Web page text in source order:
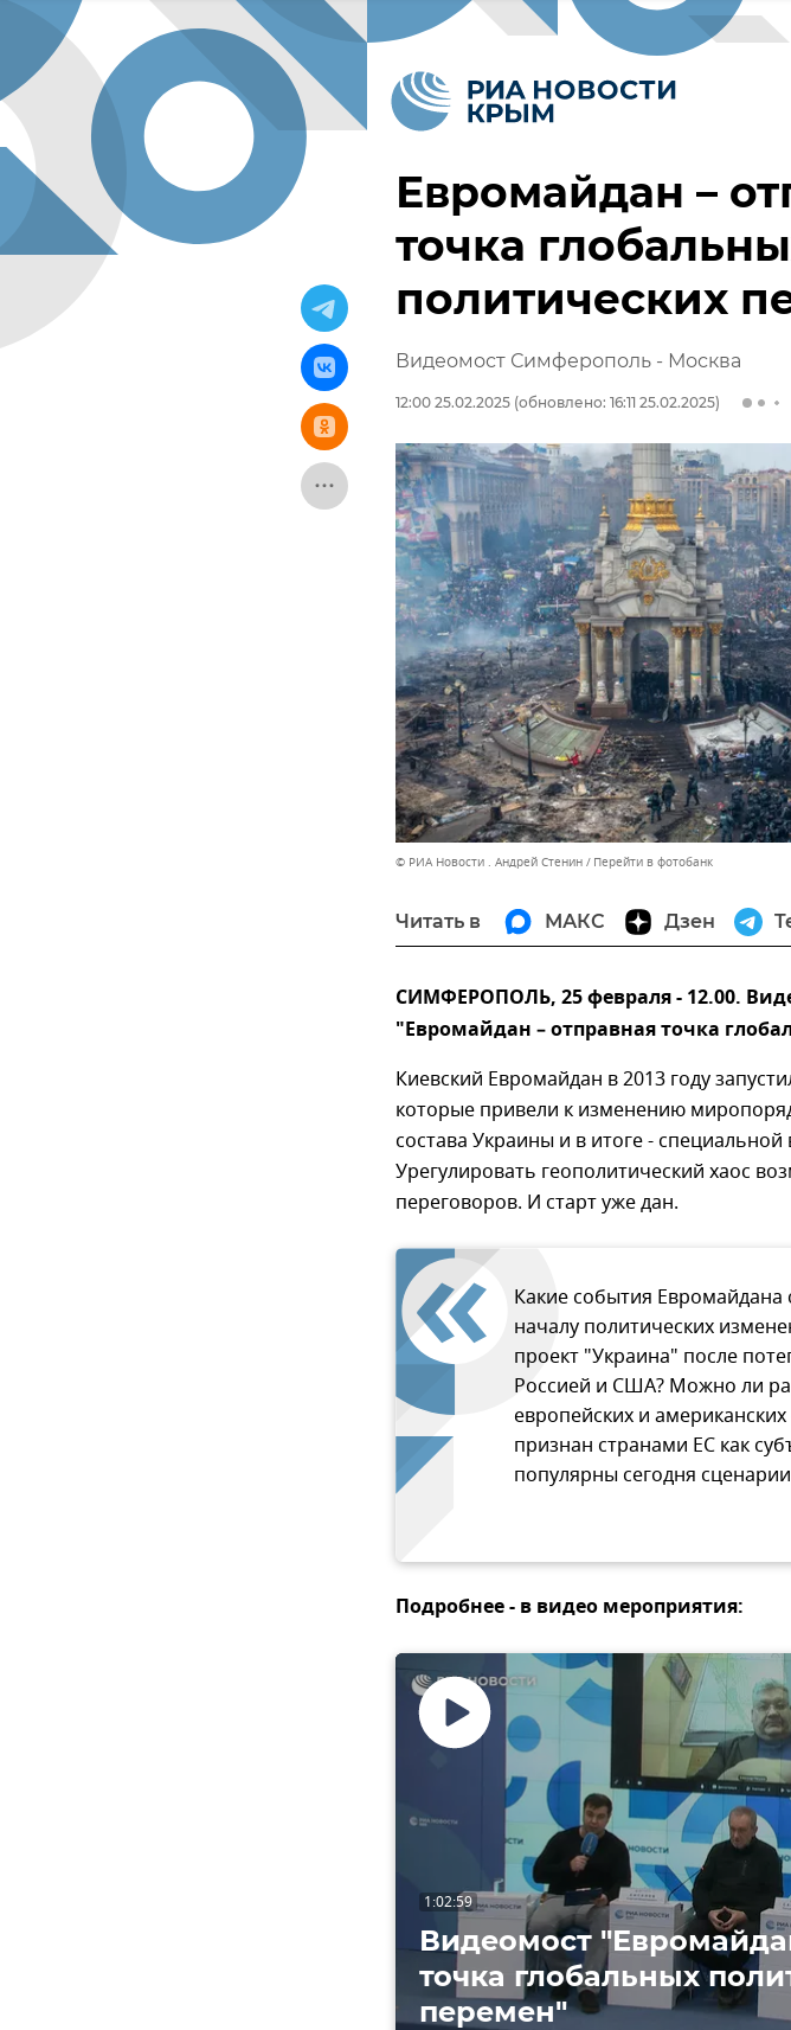
Евромайдан –
точка
политических
Видеомост Симферополь - Москва
12:00 25.02.2025 (обновлено: 16:11 25.02.2025)
© РИА Новости . Андрей Стенин Перейти в фотобанк
Читать в МАКС Дзен
СИМФЕРОПОЛЬ, 25 февраля - 12.00.
"Евромайдан – отправная точка
Киевский Евромайдан в 2013 году
которые привели к изменению
состава Украины и в итоге -
Урегулировать геополитический хаос
переговоров. И старт уже дан.
Какие события
началу политических
проект "Украина" после
Россией и США? Можно ли
европейских и
признан странами ЕС как
популярны сегодня
Подробнее - в видео мероприятия:
Воспроизвести
Видеомост
точка глобальных
перемен"
1:02:59